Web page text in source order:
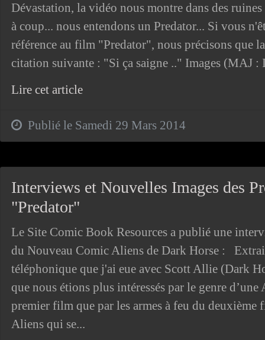
Dévastation, la vidéo nous montre dans des
à coup... nous entendons un Predator... Si vous
référence au film "Predator", nous précisons que
citation suivante : "Si ça saigne .." Images
Lire cet article
Publié le Samedi 29 Mars 2014
Interviews et Nouvelles Images des
"Predator"
Le Site Comic Book Resources a publié une
du Nouveau Comic Aliens de Dark Horse :
téléphonique que j'ai eue avec Scott Allie (Dark
que nous étions plus intéressés par le genre
premier film que par les armes à feu du
Aliens qui se...